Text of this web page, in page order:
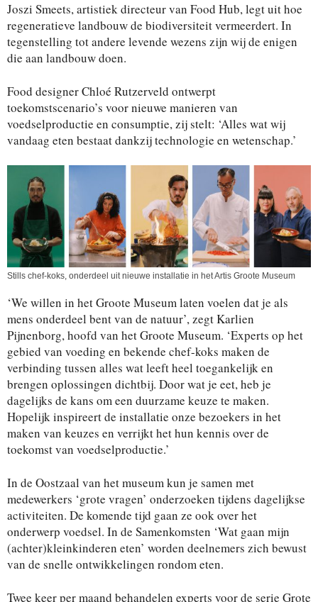
Joszi Smeets, artistiek directeur van Food Hub, legt uit hoe
regeneratieve landbouw de biodiversiteit vermeerdert. In
tegenstelling tot andere levende wezens zijn wij de enigen
die aan landbouw doen.
Food designer Chloé Rutzerveld ontwerpt
toekomstscenario’s voor nieuwe manieren van
voedselproductie en consumptie, zij stelt: ‘Alles wat wij
vandaag eten bestaat dankzij technologie en wetenschap.’
Stills chef-koks, onderdeel uit nieuwe installatie in het Artis Groote Museum
‘We willen in het Groote Museum laten voelen dat je als
mens onderdeel bent van de natuur’, zegt Karlien
Pijnenborg, hoofd van het Groote Museum. ‘Experts op het
gebied van voeding en bekende chef-koks maken de
verbinding tussen alles wat leeft heel toegankelijk en
brengen oplossingen dichtbij. Door wat je eet, heb je
dagelijks de kans om een duurzame keuze te maken.
Hopelijk inspireert de installatie onze bezoekers in het
maken van keuzes en verrijkt het hun kennis over de
toekomst van voedselproductie.’
In de Oostzaal van het museum kun je samen met
medewerkers ‘grote vragen’ onderzoeken tijdens dagelijkse
activiteiten. De komende tijd gaan ze ook over het
onderwerp voedsel. In de Samenkomsten ‘Wat gaan mijn
(achter)kleinkinderen eten’ worden deelnemers zich bewust
van de snelle ontwikkelingen rondom eten.
Twee keer per maand behandelen experts voor de serie Grote